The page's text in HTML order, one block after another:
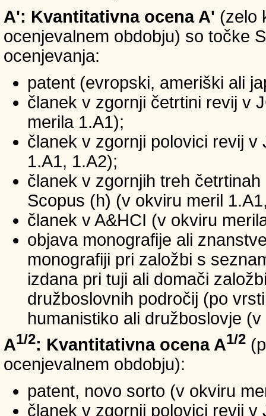
A': Kvantitativna ocena A' (zelo
ocenjevalnem obdobju) so točke
ocenjevanja:
patent (evropski, ameriški ali
članek v zgornji četrtini revij v
merila 1.A1);
članek v zgornji polovici revij
1.A1, 1.A2);
članek v zgornjih treh
Scopus (h) (v okviru meril
članek v A&HCI (v okviru
objava monografije ali
monografiji pri založbi s
izdana pri tuji ali domači
družboslovnih področij (po
humanistiko ali družboslovje
A1/2: Kvantitativna ocena A1/2
ocenjevalnem obdobju):
patent, novo sorto (v okviru
članek v zgornji polovici revij